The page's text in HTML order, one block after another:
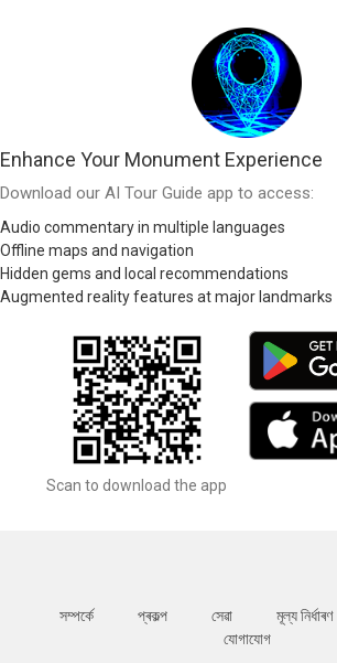
Enhance Your Monument Experience
Download our AI Tour Guide app to access:
Audio commentary in multiple languages
Offline maps and navigation
Hidden gems and local recommendations
Augmented reality features at major landmarks
Scan to download the app
সম্পর্কে প্ৰকল্প সেৱা মূল্য নিৰ্ধাৰণ
যোগাযোগ